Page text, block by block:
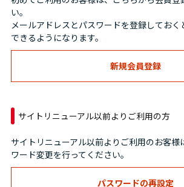
い。
メールアドレスとパスワードを登録してお
できるようになります。
サイトリニューアル以前よりご利用の方
サイトリニューアル以前よりご利用のお客様
ワード変更を行ってください。